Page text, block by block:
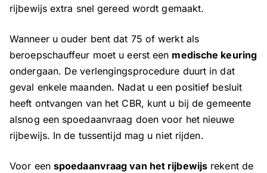
rijbewijs extra snel gereed wordt gemaakt.
Wanneer u ouder bent dat 75 of werkt als
beroepschauffeur moet u eerst een medische keuring
ondergaan. De verlengingsprocedure duurt in dat
geval enkele maanden. Nadat u een positief besluit
heeft ontvangen van het CBR, kunt u bij de gemeente
alsnog een spoedaanvraag doen voor het nieuwe
rijbewijs. In de tussentijd mag u niet rijden.
Voor een spoedaanvraag van het rijbewijs rekent de